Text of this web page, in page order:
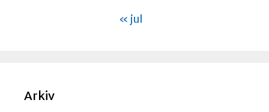
« jul
Arkiv